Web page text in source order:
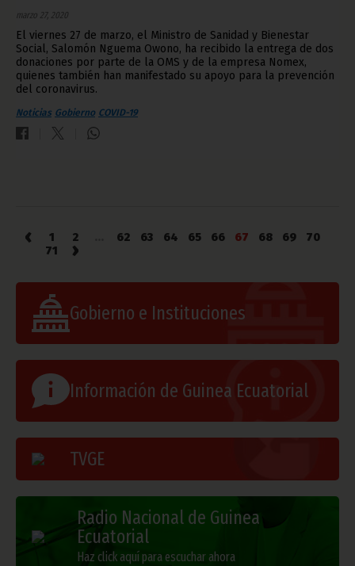
marzo 27, 2020
El viernes 27 de marzo, el Ministro de Sanidad y Bienestar
Social, Salomón Nguema Owono, ha recibido la entrega de dos
donaciones por parte de la OMS y de la empresa Nomex,
quienes también han manifestado su apoyo para la prevención
del coronavirus.
Noticias Gobierno COVID-19
‹ 1 2 62 63 64 65 66 67 68 69
70
71
›
Gobierno e Instituciones
Información de Guinea Ecuatorial
TVGE
Radio Nacional de Guinea
Ecuatorial
Haz click aquí para escuchar ahora